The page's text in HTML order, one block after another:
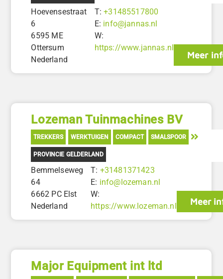
Hoevensestraat
6
6595 ME
Ottersum
Nederland
T:+31485517800
E: info@jannas.nl
W:
https://www.jannas.nl
Meer
Lozeman Tuinmachines BV
TREKKERS WERKTUIGEN COMPACT SMALSPOOR
PROVINCIE GELDERLAND
Bemmelseweg
64
6662 PC Elst
Nederland
T: +31481371423
E: info@lozeman.nl
W:
https://www.lozeman.nl
Meer
Major Equipment int ltd